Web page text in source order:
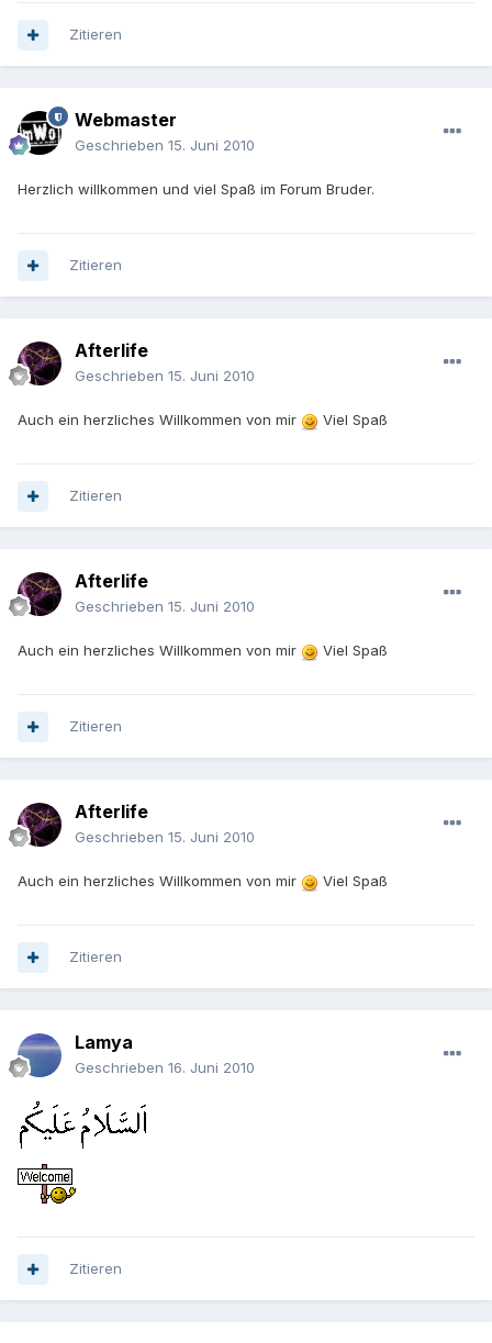
Zitieren
Webmaster
Geschrieben 15. Juni 2010
Herzlich willkommen und viel Spaß im Forum Bruder.
Zitieren
Afterlife
Geschrieben 15. Juni 2010
Auch ein herzliches Willkommen von mir Viel Spaß
Zitieren
Afterlife
Geschrieben 15. Juni 2010
Auch ein herzliches Willkommen von mir Viel Spaß
Zitieren
Afterlife
Geschrieben 15. Juni 2010
Auch ein herzliches Willkommen von mir Viel Spaß
Zitieren
Lamya
Geschrieben 16. Juni 2010
Zitieren